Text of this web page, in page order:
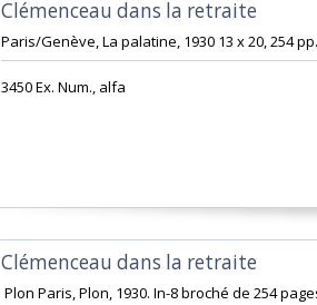
‎Clémenceau dans la retraite‎
‎Paris/Genève, La palatine, 1930 13 x 20, 254
‎3450 Ex. Num., alfa‎
‎Clémenceau dans la retraite ‎
Plon Paris, Plon, 1930. In-8 broché de 254